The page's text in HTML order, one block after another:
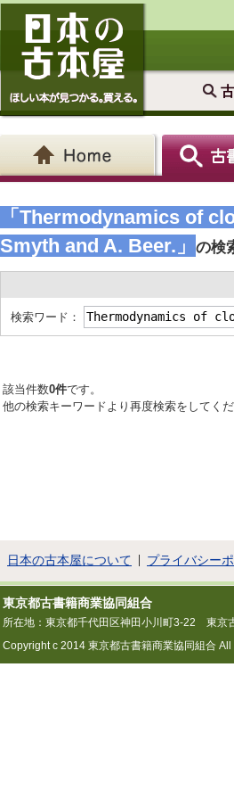
「Thermodynamics of
Smyth and A. Beer.」
の検
検索ワード：
該当件数0件です。
他の検索キーワードより再度検索をしてくだ
日本の古本屋について プライバシー
東京都古書籍商業協同組合
所在地：東京都千代田区神田小川町3-22 東京
Copyright c 2014 東京都古書籍商業協同組合 All